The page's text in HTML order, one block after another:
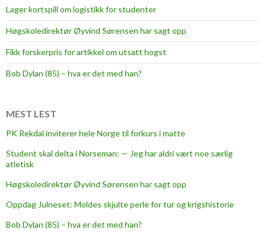
r
k
:
Y
u
Lager kortspill om logistikk for studenter
Høgskoledirektør Øyvind Sørensen har sagt opp
Fikk forskerpris for artikkel om utsatt hogst
Bob Dylan (85) – hva er det med han?
MEST LEST
PK Rekdal inviterer hele Norge til forkurs i matte
Student skal delta i Norseman: — Jeg har aldri vært noe særlig
atletisk
Høgskoledirektør Øyvind Sørensen har sagt opp
Oppdag Julneset: Moldes skjulte perle for tur og krigshistorie
Bob Dylan (85) – hva er det med han?